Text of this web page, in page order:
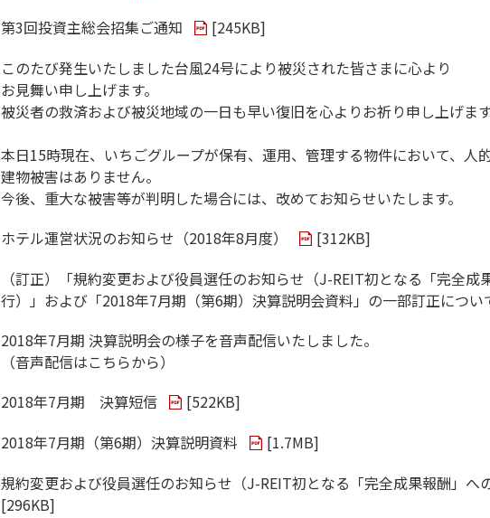
第3回投資主総会招集ご通知 [245KB]
このたび発生いたしました台風24号により被災された皆さまに心より
お見舞い申し上げます。
被災者の救済および被災地域の一日も早い復旧を心よりお祈り申し上げます
本日15時現在、いちごグループが保有、運用、管理する物件において、人
建物被害はありません。
今後、重大な被害等が判明した場合には、改めてお知らせいたします。
ホテル運営状況のお知らせ（2018年8月度） [312KB]
（訂正）「規約変更および役員選任のお知らせ（J-REIT初となる「完全成
行）」および「2018年7月期（第6期）決算説明会資料」の一部訂正につい
2018年7月期 決算説明会の様子を音声配信いたしました。
（音声配信はこちらから）
2018年7月期 決算短信 [522KB]
2018年7月期（第6期）決算説明資料 [1.7MB]
規約変更および役員選任のお知らせ（J-REIT初となる「完全成果報酬」への
[296KB]